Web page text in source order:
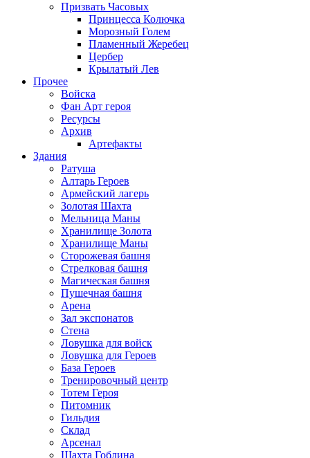
Призвать Часовых
Принцесса Колючка
Морозный Голем
Пламенный Жеребец
Цербер
Крылатый Лев
Прочее
Войска
Фан Арт героя
Ресурсы
Архив
Артефакты
Здания
Ратуша
Алтарь Героев
Армейский лагерь
Золотая Шахта
Мельница Маны
Хранилище Золота
Хранилище Маны
Сторожевая башня
Стрелковая башня
Магическая башня
Пушечная башня
Арена
Зал экспонатов
Стена
Ловушка для войск
Ловушка для Героев
База Героев
Тренировочный центр
Тотем Героя
Питомник
Гильдия
Склад
Арсенал
Шахта Гоблина